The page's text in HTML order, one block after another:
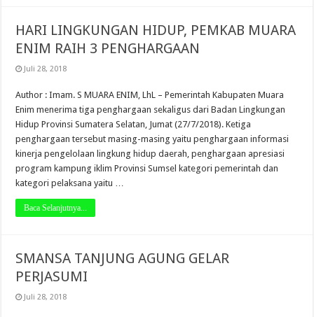
HARI LINGKUNGAN HIDUP, PEMKAB MUARA
ENIM RAIH 3 PENGHARGAAN
Juli 28, 2018
Author : Imam. S MUARA ENIM, LhL – Pemerintah Kabupaten Muara
Enim menerima tiga penghargaan sekaligus dari Badan Lingkungan
Hidup Provinsi Sumatera Selatan, Jumat (27/7/2018). Ketiga
penghargaan tersebut masing-masing yaitu penghargaan informasi
kinerja pengelolaan lingkung hidup daerah, penghargaan apresiasi
program kampung iklim Provinsi Sumsel kategori pemerintah dan
kategori pelaksana yaitu …
Baca Selanjutnya...
SMANSA TANJUNG AGUNG GELAR
PERJASUMI
Juli 28, 2018